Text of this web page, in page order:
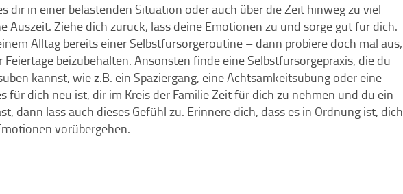
dir in einer belastenden Situation oder auch über die Zeit hinweg zu viel
Auszeit. Ziehe dich zurück, lass deine Emotionen zu und sorge gut für dich.
Alltag bereits einer Selbstfürsorgeroutine – dann probiere doch mal aus,
beizubehalten. Ansonsten finde eine Selbstfürsorgepraxis, die du
kannst, wie z.B. ein Spaziergang, eine Achtsamkeitsübung oder eine
für dich neu ist, dir im Kreis der Familie Zeit für dich zu nehmen und du ein
dann lass auch dieses Gefühl zu. Erinnere dich, dass es in Ordnung ist, dich
vorübergehen.